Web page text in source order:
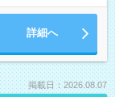
詳細へ
掲載日：2026.08.07